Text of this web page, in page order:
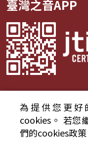
臺灣之音APP
© 2024財團法
資通安全政策聲明
為提供您更好
cookies。 若您
們的cookies政